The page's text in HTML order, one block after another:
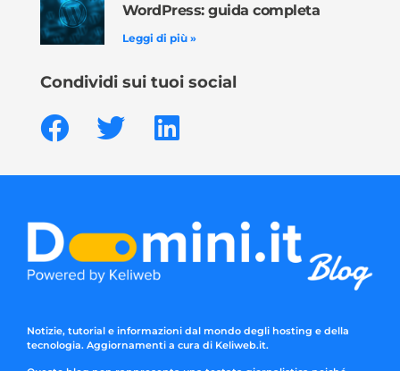
WordPress: guida completa
Leggi di più »
Condividi sui tuoi social
Notizie, tutorial e informazioni dal mondo degli hosting e della
tecnologia. Aggiornamenti a cura di Keliweb.it.